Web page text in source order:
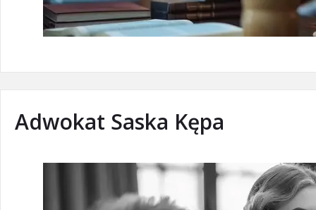
Adwokat Saska Kępa